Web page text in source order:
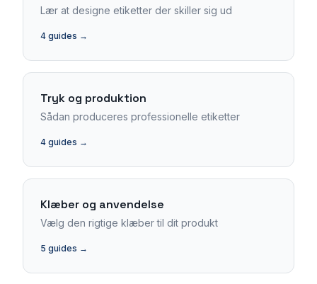
Lær at designe etiketter der skiller sig ud
4 guides →
Tryk og produktion
Sådan produceres professionelle etiketter
4 guides →
Klæber og anvendelse
Vælg den rigtige klæber til dit produkt
5 guides →